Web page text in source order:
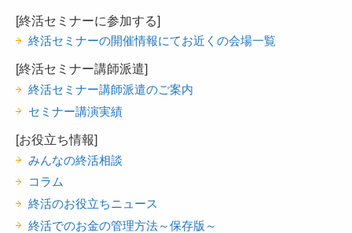
[終活セミナーに参加する]
終活セミナーの開催情報にてお近くの会場一覧
[終活セミナー講師派遣]
終活セミナー講師派遣のご案内
セミナー講演実績
[お役立ち情報]
みんなの終活相談
コラム
終活のお役立ちニュース
終活でのお金の管理方法～保存版～